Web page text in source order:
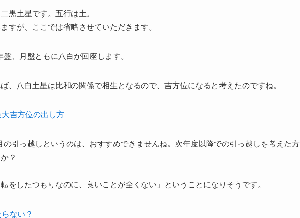
黒土星です。五行は土。
すが、ここでは省略させていただきます。
、月盤ともに八白が回座します。
、八白土星は比和の関係で相生となるので、吉方位になると考えたのですね。
吉方位の出し方
引っ越しというのは、おすすめできませんね。次年度以降での引っ越しを考えた方
？
をしたつもりなのに、良いことが全くない」ということになりそうです。
ない？